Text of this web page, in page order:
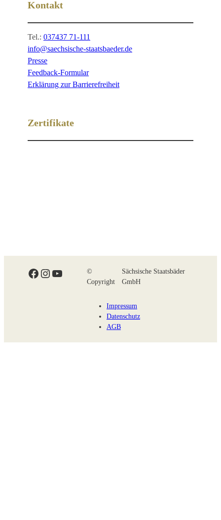
Kontakt
Tel.: 037437 71-111
info@saechsische-staatsbaeder.de
Presse
Feedback-Formular
Erklärung zur Barrierefreiheit
Zertifikate
Facebook
Instagram
YouTube
©
Copyright
Sächsische Staatsbäder
GmbH
Impressum
Datenschutz
AGB